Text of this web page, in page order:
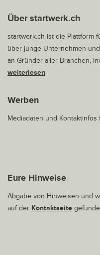
Über startwerk.ch
startwerk.ch ist die Plattform
über junge Unternehmen
an Gründer aller Branchen,
weiterlesen
Werben
Mediadaten und Kontaktinfos
Eure Hinweise
Abgabe von Hinweisen und
auf der Kontaktseite